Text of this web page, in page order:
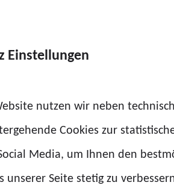
Stellenbewertungen,
vor Gericht.
sondern große Teile des
Einstellungen
nutzen wir neben
Cookies zur
Media, um Ihnen den
unserer Seite stetig zu